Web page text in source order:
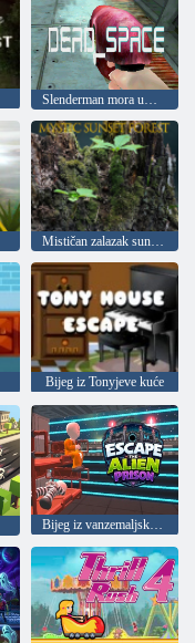
Slenderman mora umrijeti: mrtav prostor
Mističan zalazak sunca u šumi
Bijeg iz Tonyjeve kuće
Bijeg iz vanzemaljskog zatvora